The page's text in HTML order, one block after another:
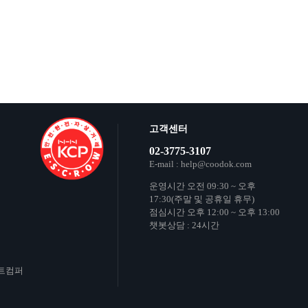
컴퍼
고객센터
02-3775-3107
E-mail : help@coodok.com
운영시간 오전 09:30 ~ 오후
17:30(주말 및 공휴일 휴무)
점심시간 오후 12:00 ~ 오후 13:00
챗봇상담 : 24시간